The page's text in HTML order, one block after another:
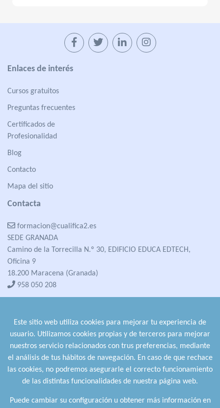
Enlaces de interés
Cursos gratuitos
Preguntas frecuentes
Certificados de
Profesionalidad
Blog
Contacto
Mapa del sitio
Contacta
formacion@cualifica2.es
SEDE GRANADA
Camino de la Torrecilla N.º 30, EDIFICIO EDUCA EDTECH,
Oficina 9
18.200 Maracena (Granada)
958 050 208
958 991 970
Este sitio web utiliza cookies para mejorar tu experiencia de
usuario. Utilizamos cookies propias y de terceros para mejorar
nuestros servicio relacionados con trus preferencias, mediante
el análisis de tus hábitos de navegación. En caso de que rechace
las cookies, no podremos asegurarle el correcto funcionamiento
de las distintas funcionalidades de nuestra página web.
Puede cambiar su configuración u obtener más información en